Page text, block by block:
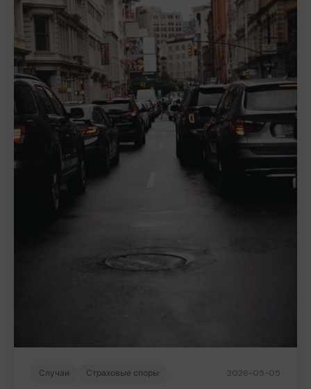
Случаи Страховые споры 2026-05-05